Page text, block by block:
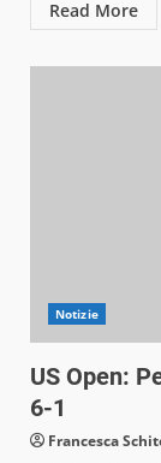
Read More
Notizie
US Open:
6-1
Francesca